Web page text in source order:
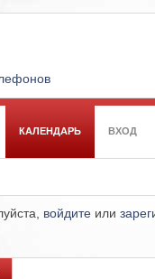
КАЛЕНДАРЬ ВХОД
войдите или